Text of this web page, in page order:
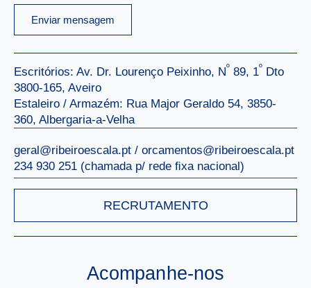
Enviar mensagem
Escritórios: Av. Dr. Lourenço Peixinho, Nº 89, 1º Dto
3800-165, Aveiro
Estaleiro / Armazém: Rua Major Geraldo 54, 3850-
360, Albergaria-a-Velha
geral@ribeiroescala.pt / orcamentos@ribeiroescala.pt
234 930 251 (chamada p/ rede ﬁxa nacional)
RECRUTAMENTO
Acompanhe-nos